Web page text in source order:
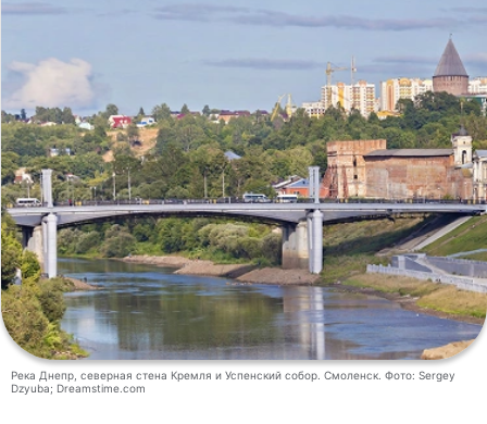
Река Днепр, северная стена Кремля и Успенский собор. Смоленск. Фото: Sergey
Dzyuba; Dreamstime.com